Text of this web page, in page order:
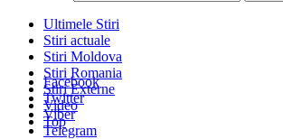
Ultimele Stiri
Stiri actuale
Stiri Moldova
Stiri Romania
Stiri Externe
Video
Top
Facebook
Twitter
Viber
Telegram